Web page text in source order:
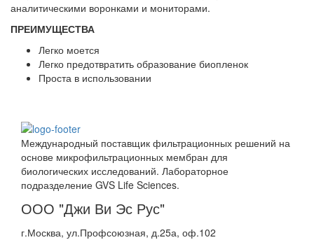
аналитическими воронками и мониторами.
ПРЕИМУЩЕСТВА
Легко моется
Легко предотвратить образование биопленок
Проста в использовании
Международный поставщик фильтрационных решений на
основе микрофильтрационных мембран для
биологических исследований. Лабораторное
подразделение GVS Life Sciences.
ООО "Джи Ви Эс Рус"
г.Москва, ул.Профсоюзная, д.25а, оф.102